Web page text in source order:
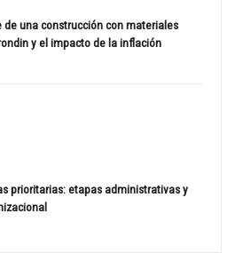
de una construcción con materiales
y el impacto de la inflación
prioritarias: etapas administrativas y